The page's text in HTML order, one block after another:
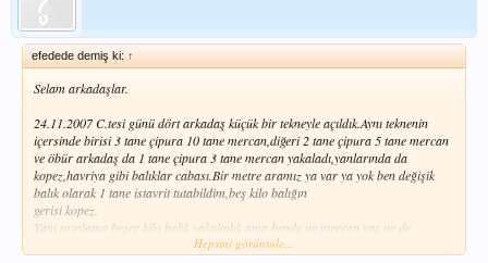
efedede demiş ki: ↑
Selam arkadaşlar.
24.11.2007 C.tesi günü dört arkadaş küçük bir tekneyle açıldık.Aynı teknenin
içersinde birisi 3 tane çipura 10 tane mercan,diğeri 2 tane çipura 5 tane mercan
ve öbür arkadaş da 1 tane çipura 3 tane mercan yakaladı,yanlarında da
kopez,havriya gibi balıklar cabası.Bir metre aramız ya var ya yok ben değişik
balık olarak 1 tane istavrit tutabildim,beş kilo balığın
gerisi kopez.
Yani ortalama beşer kilo balık yakaladık ama bende ne mercan var ne de
çipura.Adımız "Uzman Kopezci"ye çıktı çevrede.
Hepsini görüntüle...